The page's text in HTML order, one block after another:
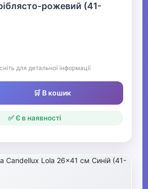
рожевий (41-
для детальної інформації
🛒 В кошик
✅ Є в наявності